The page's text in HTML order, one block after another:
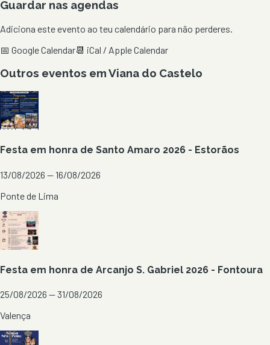
Guardar nas agendas
Adiciona este evento ao teu calendário para não perderes.
📅 Google Calendar📆 iCal / Apple Calendar
Outros eventos emViana do Castelo
Festa em honra de Santo Amaro 2026 - Estorãos
13/08/2026 — 16/08/2026
Ponte de Lima
Festa em honra de Arcanjo S. Gabriel 2026 - Fontoura
25/08/2026 — 31/08/2026
Valença